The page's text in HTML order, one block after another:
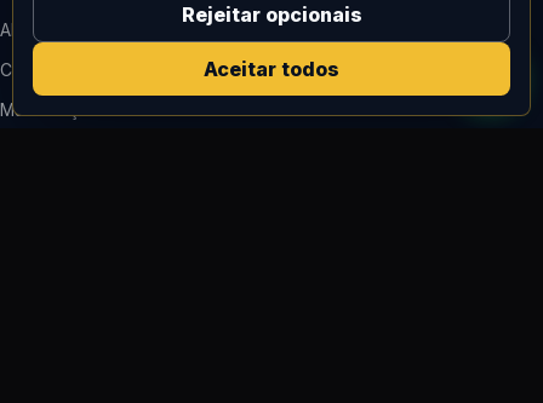
Almont Lab (ISO 17025)
Calibração de Instrumentos
Manutenção Técnica
Rejeitar opcionais
Aceitar todos